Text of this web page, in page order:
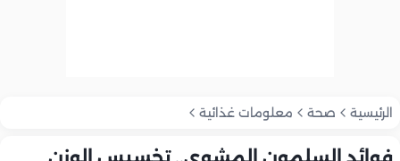
الرئيسية صحة معلومات غذائية